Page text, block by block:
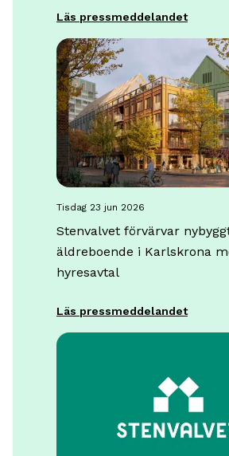
Läs pressmeddelandet
tisdag 23 jun 2026
Stenvalvet förvärvar
äldreboende i Karlskrona
hyresavtal
Läs pressmeddelandet